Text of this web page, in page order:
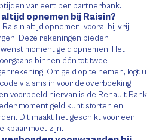
varieert per partnerbank.
opnemen bij Raisin?
altijd opnemen, vooral bij vrij
Deze rekeningen bieden
moment geld opnemen. Het
binnen één tot twee
Om geld op te nemen, logt u
via sms in voor de overboeking
voorbeeld hiervan is de Renault Bank
moment geld kunt storten en
Dit maakt het geschikt voor een
moet zijn.